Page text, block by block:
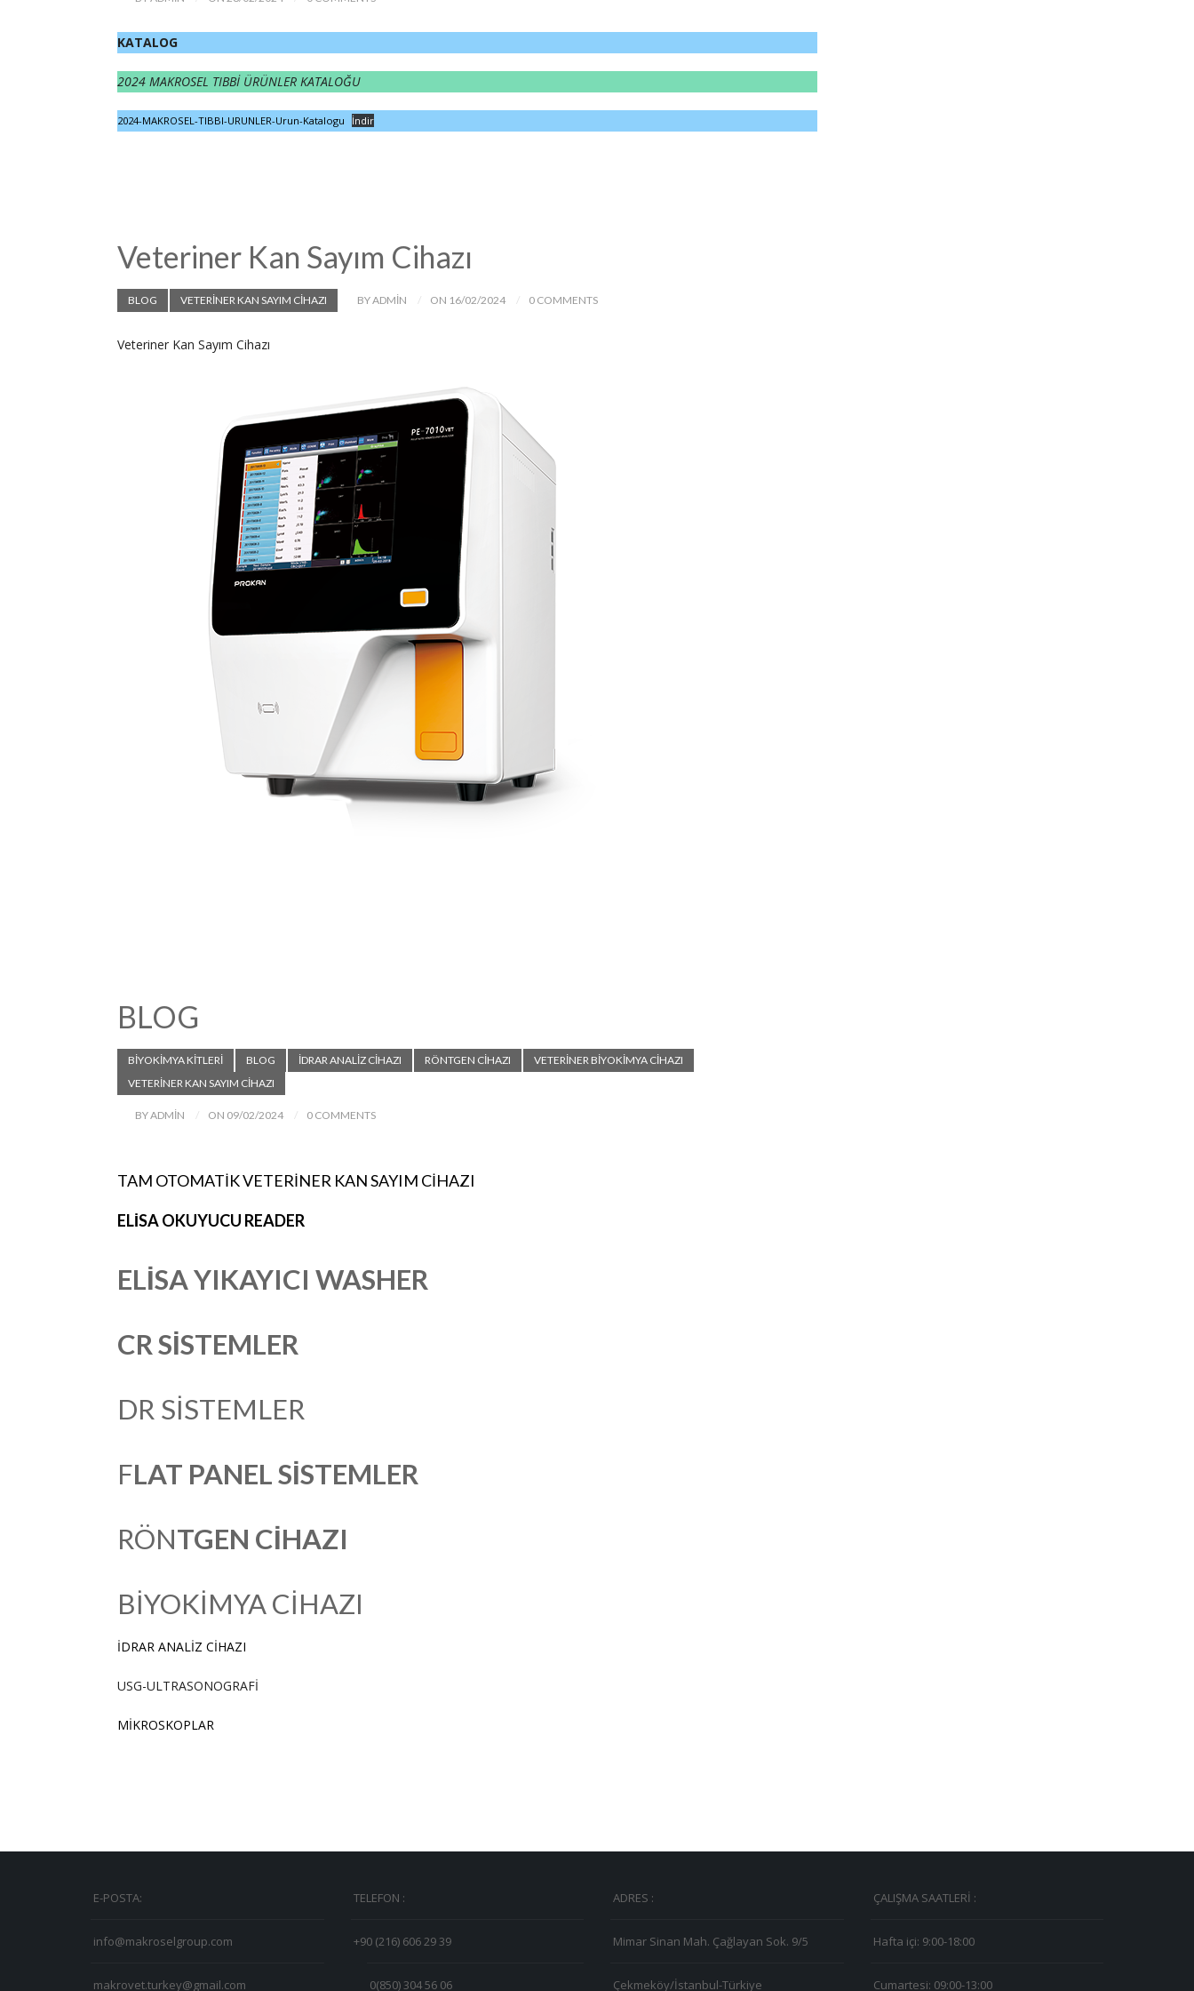
KATALOG
2024 MAKROSEL TIBBİ ÜRÜNLER KATALOĞU
2024-MAKROSEL-TIBBI-URUNLER-Urun-Katalogu İndir
Veteriner Kan Sayım Cihazı
BLOG VETERİNER KAN SAYIM CİHAZI BY ADMIN ON 16/02/2024 0 COMMENTS
Veteriner Kan Sayım Cihazı
BLOG
BIYOKIMYA KITLERI BLOG İDRAR ANALİZ CİHAZI RÖNTGEN CİHAZI
VETERİNER BİYOKİMYA CİHAZI
VETERİNER KAN SAYIM CİHAZI
BY ADMIN ON 09/02/2024 0 COMMENTS
TAM OTOMATİK VETERİNER KAN SAYIM CİHAZI
ELİSA OKUYUCU READER
ELİSA YIKAYICI WASHER
CR SİSTEMLER
DR SİSTEMLER
FLAT PANEL SİSTEMLER
RÖNTGEN CİHAZI
BİYOKİMYA CİHAZI
İDRAR ANALİZ CİHAZI
USG-ULTRASONOGRAFİ
MİKROSKOPLAR
E-POSTA:
info@makroselgroup.com
makrovet.turkey@gmail.com
TELEFON :
+90 (216) 606 29 39
0(850) 304 56 06
ADRES :
Mimar Sinan Mah. Çağlayan Sok. 9/5
Çekmeköy/İstanbul-Türkiye
ÇALIŞMA SAATLERİ :
Hafta içi: 9:00-18:00
Cumartesi: 09:00-13:00